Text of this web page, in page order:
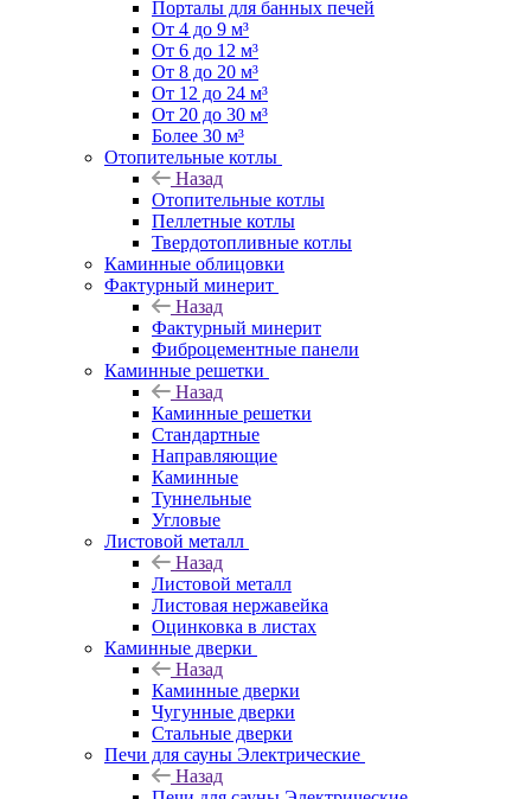
Порталы для банных печей
От 4 до 9 м³
От 6 до 12 м³
От 8 до 20 м³
От 12 до 24 м³
От 20 до 30 м³
Более 30 м³
Отопительные котлы
Назад
Отопительные котлы
Пеллетные котлы
Твердотопливные котлы
Каминные облицовки
Фактурный минерит
Назад
Фактурный минерит
Фиброцементные панели
Каминные решетки
Назад
Каминные решетки
Стандартные
Направляющие
Каминные
Туннельные
Угловые
Листовой металл
Назад
Листовой металл
Листовая нержавейка
Оцинковка в листах
Каминные дверки
Назад
Каминные дверки
Чугунные дверки
Стальные дверки
Печи для сауны Электрические
Назад